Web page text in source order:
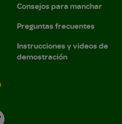
Consejos para manchar
Preguntas frecuentes
Instrucciones y videos de
demostración
(en inglés)